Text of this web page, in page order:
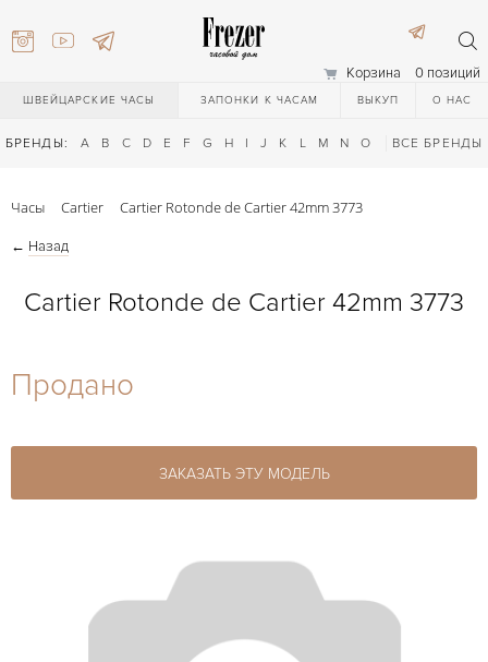
Корзина 0 позиций
ШВЕЙЦАРСКИЕ ЧАСЫ ЗАПОНКИ К ЧАСАМ ВЫКУП О НАС
БРЕНДЫ: A B C D E F G H I J K L M N O Q R S T
ВСЕ БРЕНДЫ
27-44
27-44
Часы Cartier Cartier Rotonde de Cartier 42mm 3773
← Назад
Cartier Rotonde de Cartier 42mm 3773
Продано
ЗАКАЗАТЬ ЭТУ МОДЕЛЬ